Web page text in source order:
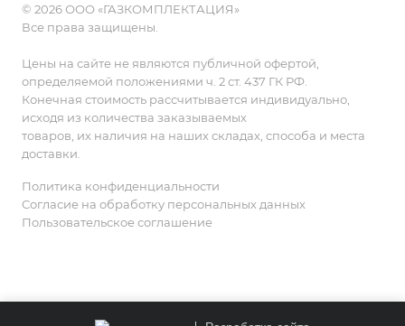
© 2026 ООО «ГАЗКОМПЛЕКТАЦИЯ»
Все права защищены.
Цены на сайте не являются публичной офертой,
определяемой положениями ч. 2 ст. 437 ГК РФ.
Конечная стоимость рассчитывается индивидуально,
исходя из количества заказываемых
товаров, их наличия на наших складах, способа и места
доставки.
Политика конфиденциальности
Согласие на обработку персональных данных
Пользовательское соглашение